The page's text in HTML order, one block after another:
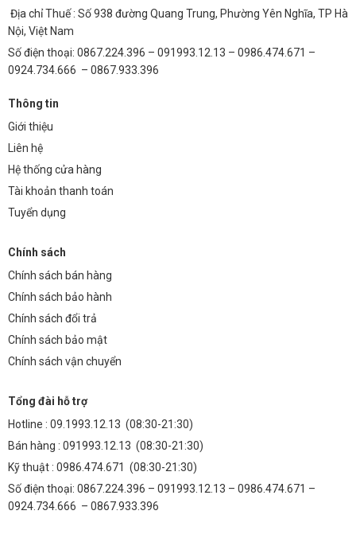
Địa chỉ Thuế : Số 938 đường Quang Trung, Phường Yên Nghĩa, TP Hà
Nội, Việt Nam
Số điện thoại: 0867.224.396 – 091993.12.13 – 0986.474.671 –
0924.734.666 – 0867.933.396
Thông tin
Giới thiệu
Liên hệ
Hệ thống cửa hàng
Tài khoản thanh toán
Tuyển dụng
Chính sách
Chính sách bán hàng
Chính sách bảo hành
Chính sách đổi trả
Chính sách bảo mật
Chính sách vận chuyển
Tổng đài hỗ trợ
Hotline : 09.1993.12.13 (08:30-21:30)
Bán hàng : 091993.12.13 (08:30-21:30)
Kỹ thuật : 0986.474.671 (08:30-21:30)
Số điện thoại: 0867.224.396 – 091993.12.13 – 0986.474.671 –
0924.734.666 – 0867.933.396